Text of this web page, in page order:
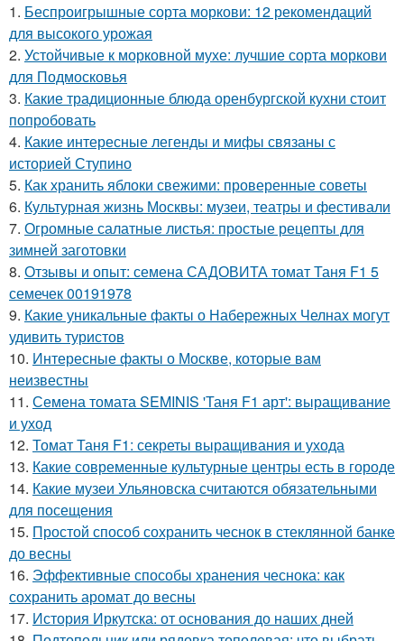
1. Беспроигрышные сорта моркови: 12 рекомендаций
для высокого урожая
2. Устойчивые к морковной мухе: лучшие сорта моркови
для Подмосковья
3. Какие традиционные блюда оренбургской кухни стоит
попробовать
4. Какие интересные легенды и мифы связаны с
историей Ступино
5. Как хранить яблоки свежими: проверенные советы
6. Культурная жизнь Москвы: музеи, театры и фестивали
7. Огромные салатные листья: простые рецепты для
зимней заготовки
8. Отзывы и опыт: семена САДОВИТА томат Таня F1 5
семечек 00191978
9. Какие уникальные факты о Набережных Челнах могут
удивить туристов
10. Интересные факты о Москве, которые вам
неизвестны
11. Семена томата SEMINIS 'Таня F1 арт': выращивание
и уход
12. Томат Таня F1: секреты выращивания и ухода
13. Какие современные культурные центры есть в городе
14. Какие музеи Ульяновска считаются обязательными
для посещения
15. Простой способ сохранить чеснок в стеклянной банке
до весны
16. Эффективные способы хранения чеснока: как
сохранить аромат до весны
17. История Иркутска: от основания до наших дней